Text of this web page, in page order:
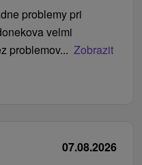
problemy pri
velmi
problemov... Zobrazit
07.08.2026